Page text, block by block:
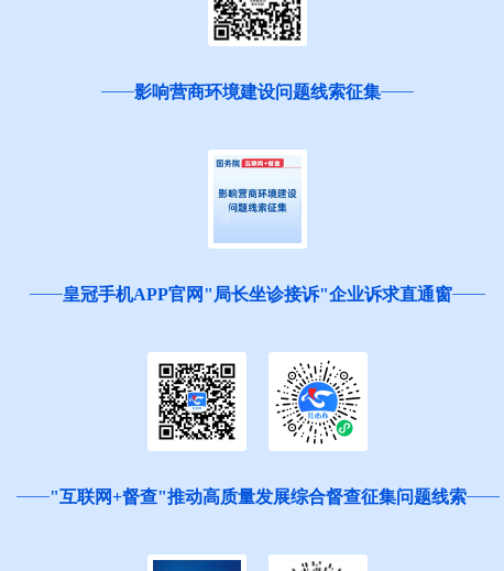
影响营商环境建设问题线索征集
皇冠手机APP官网"局长坐诊接诉"企业诉求直通窗
"互联网+督查"推动高质量发展综合督查征集问题线索